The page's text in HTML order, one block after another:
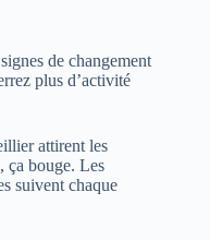
de changement
plus d’activité
attirent les
ça bouge. Les
suivent chaque